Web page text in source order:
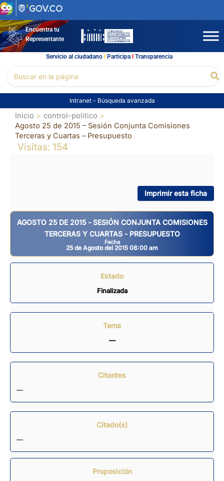
Ir
al
contenidoEncuentra tu
Representante
Servicio al ciudadano l Participal Transparencia
por:
Intranet - Búsqueda avanzada
Inicio
control-politico
Agosto 25 de 2015 – Sesión Conjunta Comisiones
Terceras y Cuartas – Presupuesto
Visitas: 154
Imprimir esta ficha
AGOSTO 25 DE 2015 - SESIÓN CONJUNTA COMISIONES
TERCERAS Y CUARTAS - PRESUPUESTO
Fecha
25 de Agosto del 2015 08:00 am
Estado
Finalizada
Tema
—
Citantes
—
Citado(s)
—
Proposición